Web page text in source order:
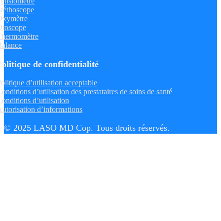
de confidentialité
d’utilisation acceptable
d’utilisation des prestataires de soins de santé
d’utilisation
d’informations
© 2025 LASO MD Cop. Tous droits réservés.